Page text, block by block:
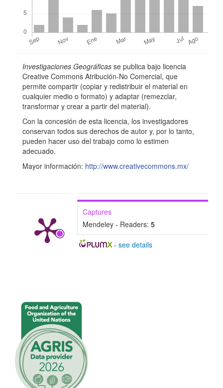
Detalles
del
artículo
Investigaciones Geográficas se publica bajo licencia
Creative Commons Atribución-No Comercial, que
permite compartir (copiar y redistribuir el material en
cualquier medio o formato) y adaptar (remezclar,
transformar y crear a partir del material).
Con la concesión de esta licencia, los investigadores
conservan todos sus derechos de autor y, por lo tanto,
pueden hacer uso del trabajo como lo estimen
adecuado.
Mayor información: http://www.creativecommons.mx/
Captures
Mendeley - Readers: 5
- see details